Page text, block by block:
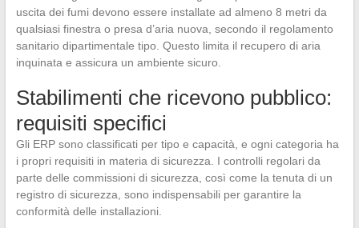
uscita dei fumi devono essere installate ad almeno 8 metri da
qualsiasi finestra o presa d’aria nuova, secondo il regolamento
sanitario dipartimentale tipo. Questo limita il recupero di aria
inquinata e assicura un ambiente sicuro.
Stabilimenti che ricevono pubblico:
requisiti specifici
Gli ERP sono classificati per tipo e capacità, e ogni categoria ha
i propri requisiti in materia di sicurezza. I controlli regolari da
parte delle commissioni di sicurezza, così come la tenuta di un
registro di sicurezza, sono indispensabili per garantire la
conformità delle installazioni.